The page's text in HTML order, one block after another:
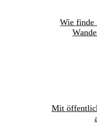
Wie finde
Mit